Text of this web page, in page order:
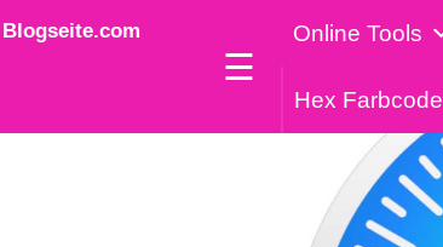
Blogseite.com
☰
Online Tools
Hex Farbcode